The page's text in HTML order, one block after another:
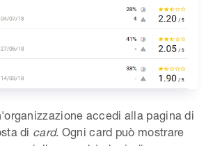
accedi alla pagina di
di card. Ogni card può mostrare